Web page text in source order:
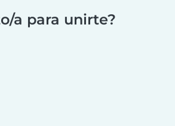
a para unirte?